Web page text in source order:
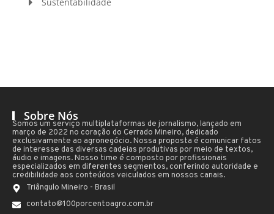
Sobre Nós
Somos um serviço multiplataformas de jornalismo, lançado em
março de 2022 no coração do Cerrado Mineiro, dedicado
exclusivamente ao agronegócio. Nossa proposta é comunicar fatos
de interesse das diversas cadeias produtivas por meio de textos,
áudio e imagens. Nosso time é composto por profissionais
especializados em diferentes segmentos, conferindo autoridade e
credibilidade aos conteúdos veiculados em nossos canais.
Triângulo Mineiro - Brasil
contato@100porcentoagro.com.br